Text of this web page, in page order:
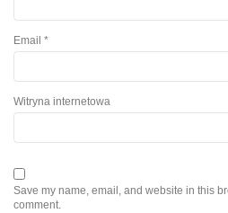
Email *
Witryna internetowa
Save my name, email, and website in this
comment.